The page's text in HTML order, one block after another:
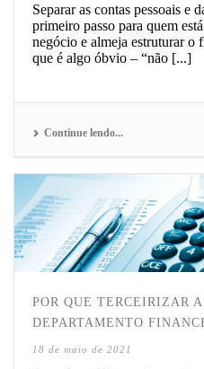
Separar as contas pessoais e
primeiro passo para quem
negócio e almeja estruturar o
que é algo óbvio – “não [...]
Continue lendo...
POR QUE TERCEIRIZAR
DEPARTAMENTO
18 de maio de 2021